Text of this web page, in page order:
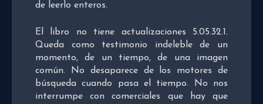
de leerlo enteros.
El libro no tiene actualizaciones 5.05.32.1.
Queda como testimonio indeleble de un
momento, de un tiempo, de una imagen
común. No desaparece de los motores de
búsqueda cuando pasa el tiempo. No nos
interrumpe con comerciales que hay que